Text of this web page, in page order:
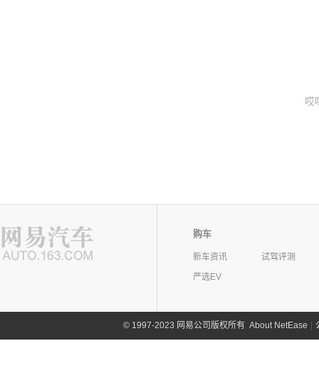
哎
购车
新车资讯
试驾评测
严选EV
©1997-2023 网易公司版权所有 About NetEase